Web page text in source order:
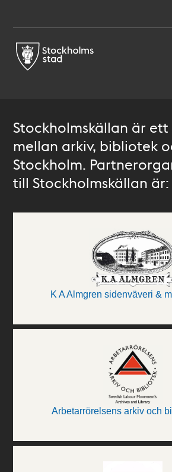
Stockholmskällan är
mellan arkiv, bibliotek
Stockholm.
till Stockholmskällan är:
K A Almgren sidenväveri &
Arbetarrörelsens arkiv och